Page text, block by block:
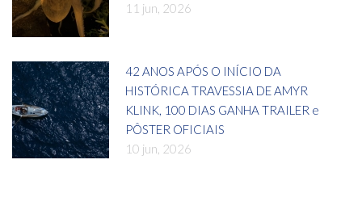
11 jun, 2026
42 ANOS APÓS O INÍCIO DA
HISTÓRICA TRAVESSIA DE AMYR
KLINK, 100 DIAS GANHA TRAILER e
PÔSTER OFICIAIS
10 jun, 2026